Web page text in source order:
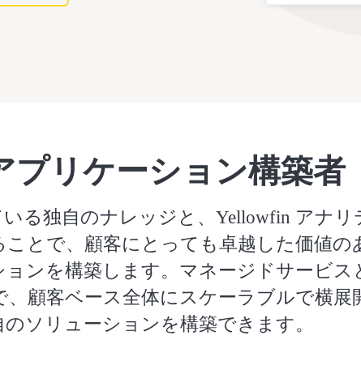
プリケーション構築者
る独自のナレッジと、Yellowfin アナリ
とで、顧客にとっても卓越した価値の
ンを構築します。マネージドサービス
顧客ベース全体にスケーラブルで横展
のソリューションを構築できます。